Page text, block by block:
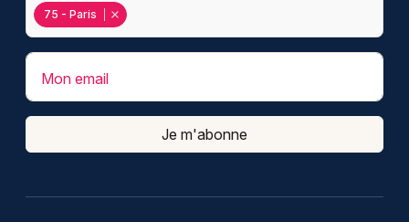
75 - Paris
Mon email
Je m'abonne